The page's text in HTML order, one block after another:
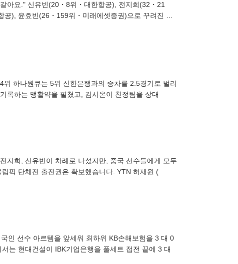
아요." 신유빈(20・8위・대한항공), 전지희(32・21
), 윤효빈(26・159위・미래에셋증권)으로 꾸려진 한
하나원큐는 5위 신한은행과의 승차를 2.5경기로 벌리
록하는 맹활약을 펼쳤고, 김시온이 친정팀을 상대
지희, 신유빈이 차례로 나섰지만, 중국 선수들에게 모두
픽 단체전 출전권은 확보했습니다. YTN 허재원 (
인 선수 아르템을 앞세워 최하위 KB손해보험을 3 대 0
는 현대건설이 IBK기업은행을 풀세트 접전 끝에 3 대